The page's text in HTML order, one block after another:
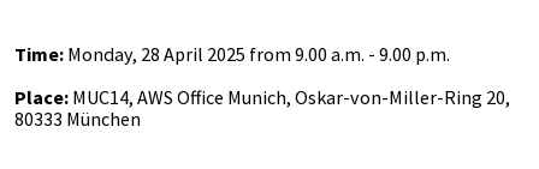
Time: Monday, 28 April 2025 from 9.00 a.m. - 9.00 p.m.
Place: MUC14, AWS Office Munich, Oskar-von-Miller-Ring 20,
80333 München